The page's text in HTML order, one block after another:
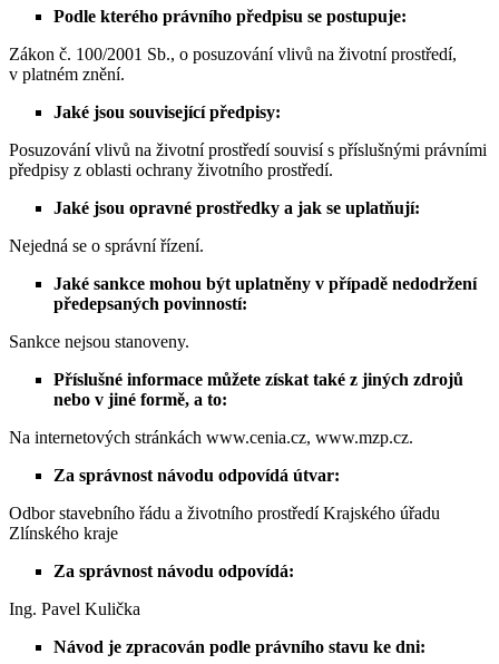
Podle kterého právního předpisu se postupuje:
Zákon č. 100/2001 Sb., o posuzování vlivů na životní prostředí,
v platném znění.
Jaké jsou související předpisy:
Posuzování vlivů na životní prostředí souvisí s příslušnými právními
předpisy z oblasti ochrany životního prostředí.
Jaké jsou opravné prostředky a jak se uplatňují:
Nejedná se o správní řízení.
Jaké sankce mohou být uplatněny v případě nedodržení
předepsaných povinností:
Sankce nejsou stanoveny.
Příslušné informace můžete získat také z jiných zdrojů
nebo v jiné formě, a to:
Na internetových stránkách www.cenia.cz, www.mzp.cz.
Za správnost návodu odpovídá útvar:
Odbor stavebního řádu a životního prostředí Krajského úřadu
Zlínského kraje
Za správnost návodu odpovídá:
Ing. Pavel Kulička
Návod je zpracován podle právního stavu ke dni: